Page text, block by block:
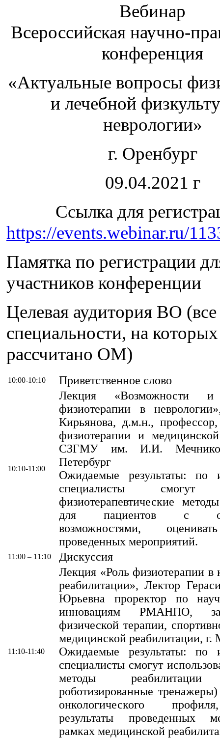
Вебинар
Всероссийская научно-
конференция
«Актуальные вопросы
и лечебной
неврологии»
г. Оренбург
09.04.2021 г
Ссылка для
https://events.webinar.ru/
Памятка по регистрации
участников конференции
Целевая аудитория ВО (все
специальности, на которых
рассчитано ОМ)
10:00-10:10 Приветственное слово
10:10-11:00
Лекция «Возможности и
физиотерапии в
Кирьянова, д.м.н.,
физиотерапии и
СЗГМУ им. И.И.
Петербург
Ожидаемые результаты: по
специалисты смогут
физиотерапевтические
для пациентов с
возможностями,
проведенных мероприятий.
11:00 – 11:10 Дискуссия
11:10-11:40
Лекция «Роль физиотерапии в
реабилитации», Лектор
Юрьевна проректор по
инновациям РМАНПО,
физической терапии,
медицинской реабилитации, г.
Ожидаемые результаты: по
специалисты смогут
методы
роботизированные
онкологического
результаты проведенных
рамках медицинской